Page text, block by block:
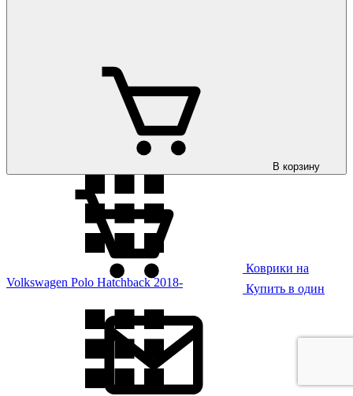
Volkswagen Polo Hatchback 2009-
Коврики на
Volkswagen Polo Hatchback 2018-
В корзину
Купить в один